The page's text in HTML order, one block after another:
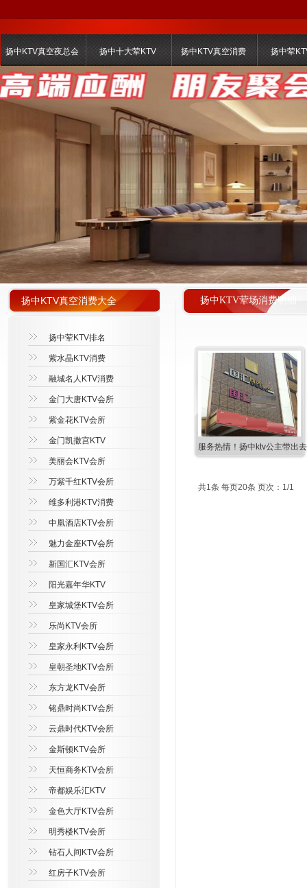
扬中KTV真空夜总会 扬中十大荤KTV 扬中KTV真空消费 扬中荤
扬中KTV荤场消费明细
服务热情！扬中ktv公主带出
共1条 每页20条 页次：1/1
扬中KTV真空消费大全
扬中荤KTV排名
紫水晶KTV消费
融城名人KTV消费
金门大唐KTV会所
紫金花KTV会所
金门凯撒宫KTV
美丽会KTV会所
万紫千红KTV会所
维多利港KTV消费
中凰酒店KTV会所
魅力金座KTV会所
新国汇KTV会所
阳光嘉年华KTV
皇家城堡KTV会所
乐尚KTV会所
皇家永利KTV会所
皇朝圣地KTV会所
东方龙KTV会所
铭鼎时尚KTV会所
云鼎时代KTV会所
金斯顿KTV会所
天恒商务KTV会所
帝都娱乐汇KTV
金色大厅KTV会所
明秀楼KTV会所
钻石人间KTV会所
红房子KTV会所